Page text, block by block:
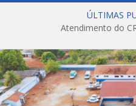
ÚLTIMAS
Atendimento do